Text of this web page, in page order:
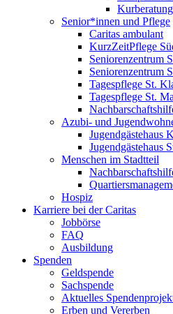
Kurberatung
Senior*innen und Pflege
Caritas ambulant
KurzZeitPflege
Seniorenzentrum
Seniorenzentrum
Tagespflege St.
Tagespflege St.
Azubi- und
Jugendgästehaus
Jugendgästehaus
Menschen im Stadtteil
Hospiz
Karriere bei der Caritas
Jobbörse
FAQ
Ausbildung
Spenden
Geldspende
Sachspende
Aktuelles
Erben und Vererben